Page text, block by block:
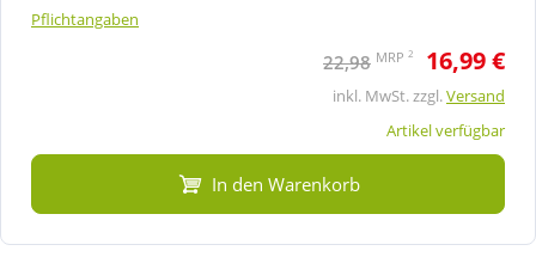
Pflichtangaben
22,98 MRP 2 16,99 €
inkl. MwSt. zzgl.Versand
Artikel verfügbar
In den Warenkorb